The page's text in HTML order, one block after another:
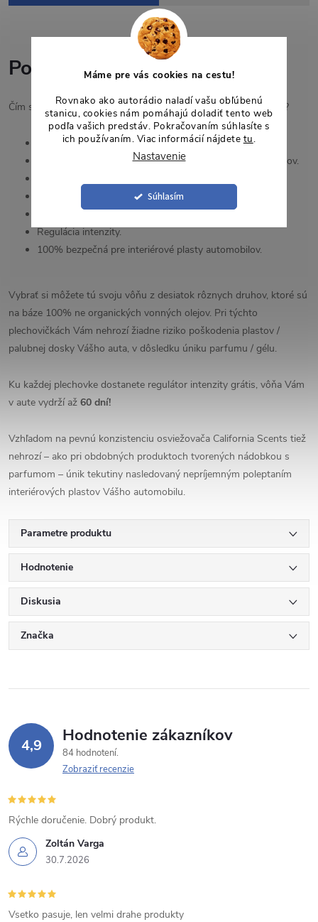
Máme pre vás cookies na cestu!
Rovnako ako autorádio naladí vašu obľúbenú
stanicu, cookies nám pomáhajú doladiť tento web
podľa vašich predstáv. Pokračovaním súhlasíte s
ich používaním. Viac informácií nájdete tu.
Nastavenie
Súhlasím
Podrobný popis
Čím sú voňavé plechovičkyCalifornia Car Scents®výnimočné?
Ekologická a biologicky odbúrateľná.
Vyrobená zo 100% organických prírodných vonných olejov.
Intenzívne a dlhotrvajúce (až 60 dní).
Páčivý dizajn.
Regulácia intenzity.
100% bezpečná pre interiérové ​​plasty automobilov.
Vybrať si môžete tú svoju vôňu z desiatok rôznych druhov, ktoré sú
na báze 100% ne organických vonných olejov. Pri týchto
plechovičkách Vám nehrozí žiadne riziko poškodenia plastov /
palubnej dosky Vášho auta, v dôsledku úniku parfumu / gélu.
Ku každej plechovke dostanete regulátor intenzity grátis, vôňa Vám
v aute vydrží až 60 dní!
Vzhľadom na pevnú konzistenciu osviežovača California Scents tiež
nehrozí – ako pri obdobných produktoch tvorených nádobkou s
parfumom – únik tekutiny nasledovaný nepríjemným poleptaním
interiérových plastov Vášho automobilu.
Parametre produktu
Hodnotenie
Diskusia
Značka
4,9 Hodnotenie zákazníkov
84 hodnotení
Zobraziť recenzie
Zoltán Varga
30.7.2026
Rýchle doručenie. Dobrý produkt.
Vsetko pasuje, len velmi drahe produkty